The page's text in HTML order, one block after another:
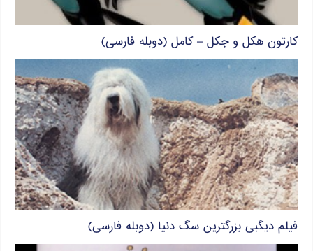
کارتون هکل و جکل – کامل (دوبله فارسی)
فیلم دیگبی بزرگترین سگ دنیا (دوبله فارسی)